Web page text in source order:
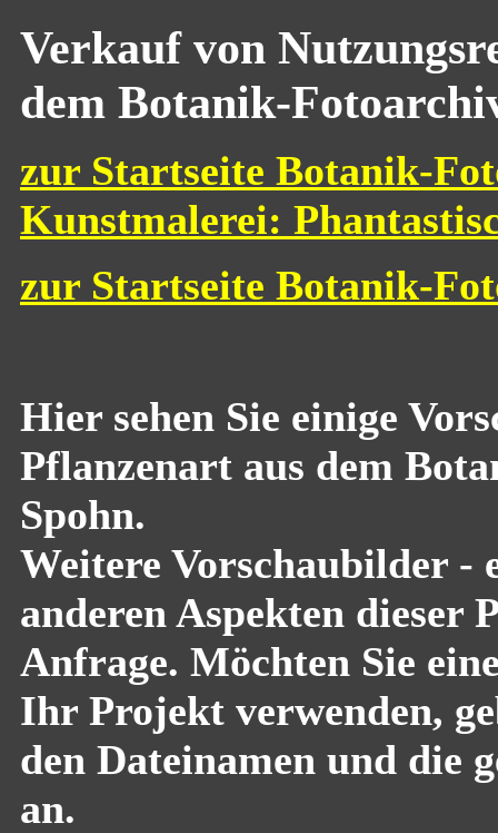
Verkauf von
dem Botanik-
zur Startseite Botanik-
Kunstmalerei:
zur Startseite Botanik-
Hier sehen Sie einige
Pflanzenart aus dem
Spohn.
Weitere Vorschaubilder -
anderen Aspekten dieser
Anfrage. Möchten Sie
Ihr Projekt verwenden,
den Dateinamen und die
an.